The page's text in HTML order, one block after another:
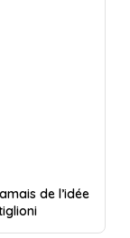
de l’idée